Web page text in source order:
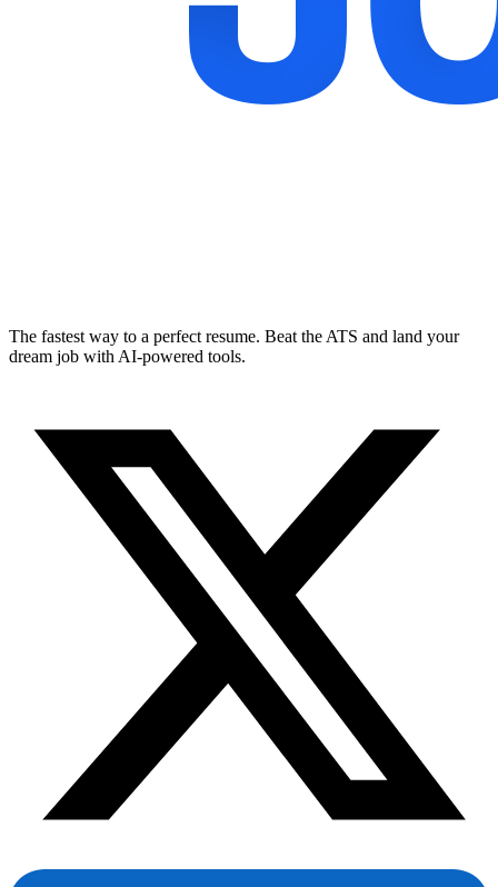
The fastest way to a perfect resume. Beat the ATS and land your
dream job with AI-powered tools.